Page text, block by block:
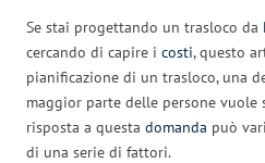
Se stai progettando un trasloco da
cercando di capire i costi, questo
pianificazione di un trasloco, una
maggior parte delle persone vuole
risposta a questa domanda può
di una serie di fattori.